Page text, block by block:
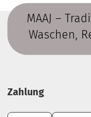
MAAJ –
Waschen,
Zahlung